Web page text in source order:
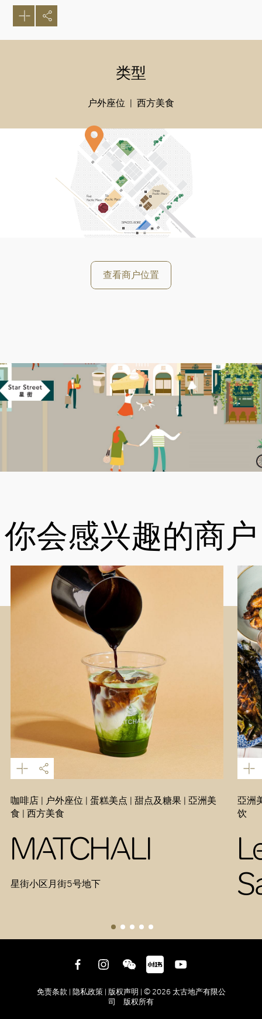
类型
户外座位 西方美食
查看商户位置
你会感兴趣的商户
咖啡店 | 户外座位 | 蛋糕美点 | 甜点及糖果 | 亞洲美
食 | 西方美食
MATCHALI
星街小区月街5号地下
亞洲
饮
免责条款 | 隐私政策 | 版权声明 | © 2026 太古地产有限公
司 版权所有
好